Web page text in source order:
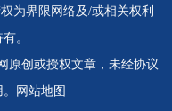
为界限网络及/或相关权利
。
原创或授权文章，未经协议
网站地图